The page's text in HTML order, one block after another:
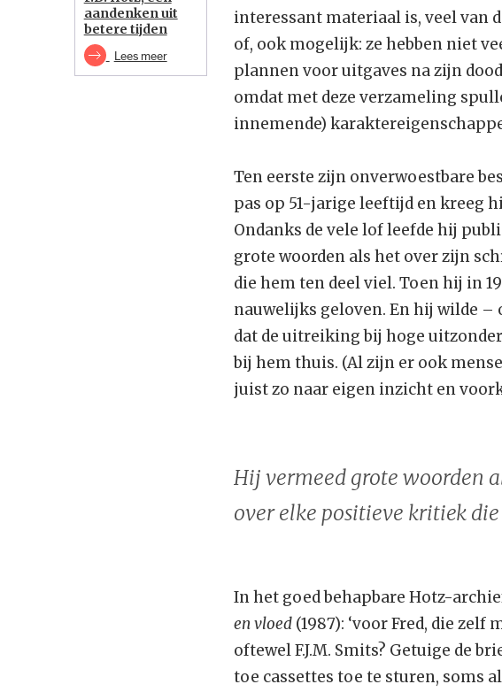
aandenken uit
betere tijden
Lees meer
interessant materiaal is, veel van
of, ook mogelijk: ze hebben niet
plannen voor uitgaves na zijn
omdat met deze verzameling
innemende)
Ten eerste zijn onverwoestbare
pas op 51-jarige leeftijd en kreeg
Ondanks de vele lof leefde hij
grote woorden als het over zijn
die hem ten deel viel. Toen hij in
nauwelijks geloven. En hij wilde
dat de uitreiking bij hoge
bij hem thuis. (Al zijn er ook
juist zo naar eigen inzicht en
Hij vermeed grote woorden
over elke positieve kritiek
In het goed behapbare Hotz-
en vloed(1987): ‘voor Fred, die zelf
oftewel F.J.M. Smits? Getuige de
toe cassettes toe te sturen, soms